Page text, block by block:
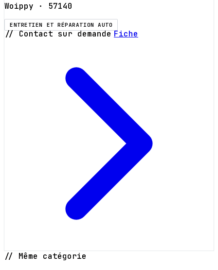
Woippy · 57140
ENTRETIEN ET RÉPARATION AUTO
// Contact sur demande Fiche
// Même catégorie